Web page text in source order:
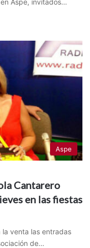
Aspe, invitados…
Aspe
Cantarero
en las fiestas
la venta las entradas
de…